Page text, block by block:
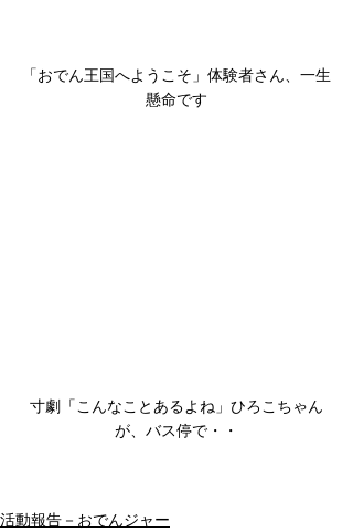
「おでん王国へようこそ」体験者さん、一生
懸命です
寸劇「こんなことあるよね」ひろこちゃん
が、バス停で・・
活動報告－おでんジャー